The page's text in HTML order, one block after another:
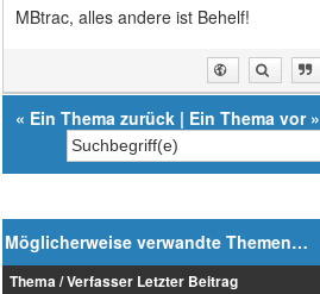
MBtrac, alles andere ist Behelf!
« Ein Thema zurück | Ein Thema vor»
Möglicherweise verwandte Themen…
Thema / Verfasser Letzter Beitrag